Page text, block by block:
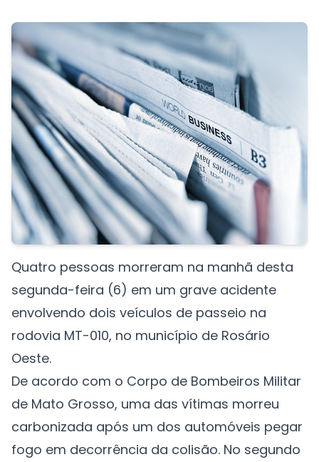
Quatro pessoas morreram na manhã desta
segunda-feira (6) em um grave acidente
envolvendo dois veículos de passeio na
rodovia MT-010, no município de Rosário
Oeste.
De acordo com o Corpo de Bombeiros Militar
de Mato Grosso, uma das vítimas morreu
carbonizada após um dos automóveis pegar
fogo em decorrência da colisão. No segundo